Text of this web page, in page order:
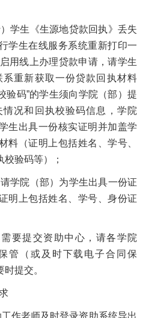
学生《生源地贷款回执》丢失
学生在线服务系统重新打印一
用线上办理贷款申请，请学生
重新获取一份贷款回执材料
验码”的学生须向学院（部）提
况和回执校验码信息，学院
生出具一份核实证明并加盖学
料（证明上包括姓名、学号、
验码等）；
学院（部）为学生出具一份证
明上包括姓名、学号、身份证
要提交资助中心，请各学院
管（或及时下载电子合同保
提交。
作老师及时登录资助系统导出